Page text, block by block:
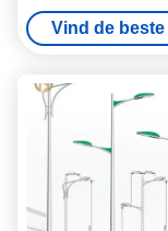
Vind de